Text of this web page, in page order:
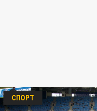
СПОРТ